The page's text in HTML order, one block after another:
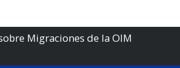
Migraciones de la OIM